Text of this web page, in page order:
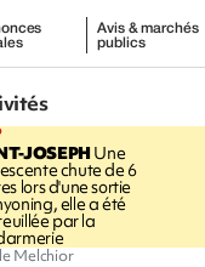
Avis & marchés
publics
JOSEPHUne
chute de 6
lors d'une sortie
elle a été
par la
Melchior